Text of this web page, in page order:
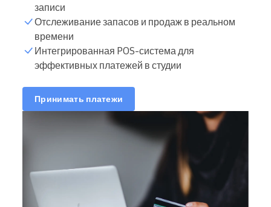
записи
Отслеживание запасов и продаж в реальном
времени
Интегрированная POS-система для
эффективных платежей в студии
Принимать платежи